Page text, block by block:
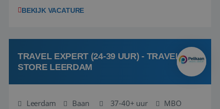
(onderdeel van Pelikaan Travel Group) zoeken
team het reisbureau verder...
BEKIJK VACATURE
TRAVEL EXPERT (24-39 UUR) - TRAVEL
STORE LEERDAM
Leerdam Baan 37-40+ uur MBO